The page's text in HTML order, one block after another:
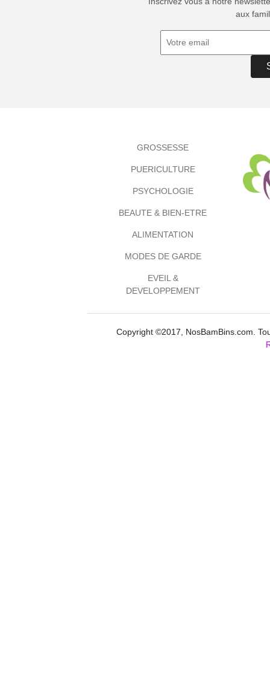
aux
GROSSESSE
PUERICULTURE
PSYCHOLOGIE
BEAUTE & BIEN-ETRE
ALIMENTATION
MODES DE GARDE
EVEIL &
DEVELOPPEMENT
Copyright ©2017, NosBamBins.com.